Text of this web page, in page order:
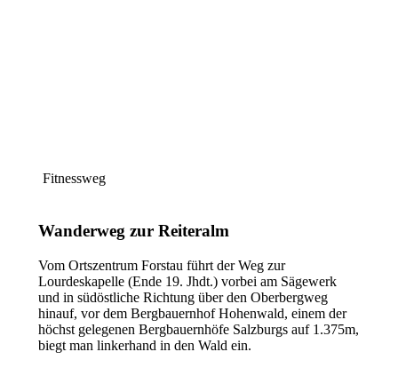
Fitnessweg
Wanderweg zur Reiteralm
Vom Ortszentrum Forstau führt der Weg zur
Lourdeskapelle (Ende 19. Jhdt.) vorbei am Sägewerk
und in südöstliche Richtung über den Oberbergweg
hinauf, vor dem Bergbauernhof Hohenwald, einem der
höchst gelegenen Bergbauernhöfe Salzburgs auf 1.375m,
biegt man linkerhand in den Wald ein.